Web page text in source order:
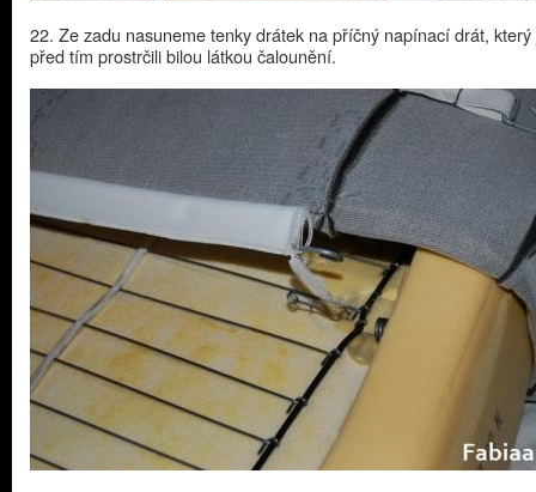
22. Ze zadu nasuneme tenky drátek na příčný napínací drát, který
před tím prostrčili bilou látkou čalounění.